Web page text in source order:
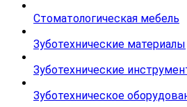
Стоматологическая мебель
Зуботехнические материалы
Зуботехнические
Зуботехническое